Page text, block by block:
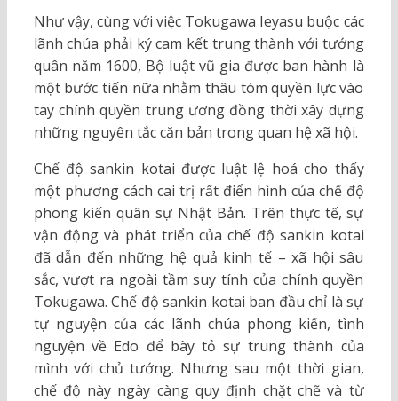
Như vậy, cùng với việc Tokugawa Ieyasu buộc các
lãnh chúa phải ký cam kết trung thành với tướng
quân năm 1600, Bộ luật vũ gia được ban hành là
một bước tiến nữa nhằm thâu tóm quyền lực vào
tay chính quyền trung ương đồng thời xây dựng
những nguyên tắc căn bản trong quan hệ xã hội.
Chế độ sankin kotai được luật lệ hoá cho thấy
một phương cách cai trị rất điển hình của chế độ
phong kiến quân sự Nhật Bản. Trên thực tế, sự
vận động và phát triển của chế độ sankin kotai
đã dẫn đến những hệ quả kinh tế – xã hội sâu
sắc, vượt ra ngoài tầm suy tính của chính quyền
Tokugawa. Chế độ sankin kotai ban đầu chỉ là sự
tự nguyện của các lãnh chúa phong kiến, tình
nguyện về Edo để bày tỏ sự trung thành của
mình với chủ tướng. Nhưng sau một thời gian,
chế độ này ngày càng quy định chặt chẽ và từ